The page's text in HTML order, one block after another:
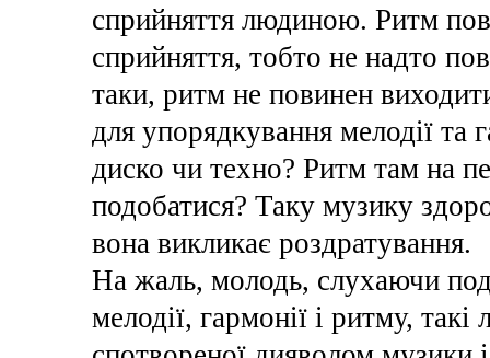
сприйняття людиною. Ритм
сприйняття, тобто не надто
таки, ритм не повинен
для упорядкування мелодії
диско чи техно? Ритм там на
подобатися? Таку музику
вона викликає роздратування.
На жаль, молодь, слухаючи
мелодії, гармонії і ритму,